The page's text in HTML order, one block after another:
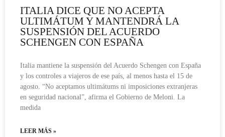
ITALIA DICE QUE NO ACEPTA
ULTIMÁTUM Y MANTENDRÁ LA
SUSPENSIÓN DEL ACUERDO
SCHENGEN CON ESPAÑA
Italia mantiene la suspensión del Acuerdo Schengen con España
y los controles a viajeros de ese país, al menos hasta el 15 de
agosto. “No aceptamos ultimátums ni imposiciones extranjeras
en seguridad nacional”, afirma el Gobierno de Meloni. La
medida
LEER MÁS »